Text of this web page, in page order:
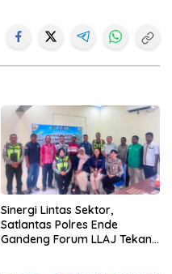
Sinergi Lintas Sektor,
Satlantas Polres Ende
Gandeng Forum LLAJ Tekan